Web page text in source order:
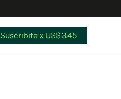
Suscribite x US$ 3,45